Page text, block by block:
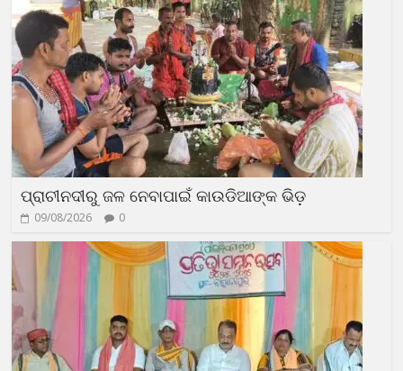
ପ୍ରାଚୀନଦୀରୁ ଜଳ ନେବାପାଇଁ କାଉଡିଆଙ୍କ ଭିଡ଼
09/08/2026 0